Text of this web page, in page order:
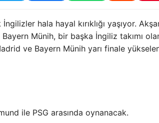
hala hayal kırıklığı yaşıyor.
Münih, bir başka İngiliz takımı
ve Bayern Münih yarı finale
ile PSG arasında oynanacak.